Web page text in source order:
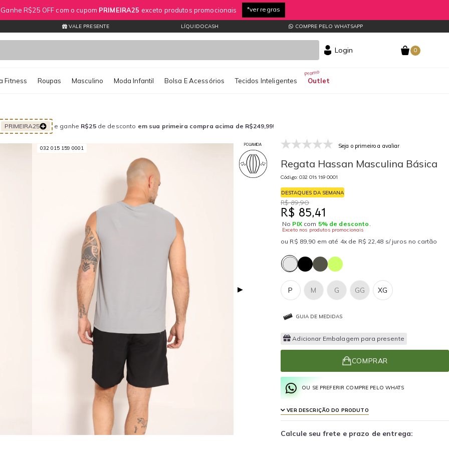
R$25 OFF com o cupom PRIMEIRA25 exceto produtos promocionais *ver regras
VALE PRESENTE LÍQUIDOCASH COMPRE PELO WHATSAPP
Login 0
Bolsa E Acessórios
Masculino Moda Infantil
Roupas
Fitness Outlet
Tecidos Inteligentes
PRIMEIRA25 e ganhe R$25de desconto em sua primeira compra acima de R$249,99!
032 015 159 0001 032 015 159 0001
▶
Seja o primeiro a avaliar
POLIAMIDA
Regata Hassan Masculina Básica
Código: 032 015 159 0001
DESTAQUES DA SEMANA
R$ 89,90
R$ 85,41
No PIXcom 5% de desconto .
Exceto nos produtos promocionais
ou R$ 89,90 em até 4x de R$ 22,48 s/ juros no cartão
P G GG
M XG
GUIA DE MEDIDAS
Adicionar Embalagem para presente
COMPRAR
OU SE PREFERIR COMPRE PELO WHATS
VER DESCRIÇÃO DO PRODUTO
Calcule seu frete e prazo de entrega: